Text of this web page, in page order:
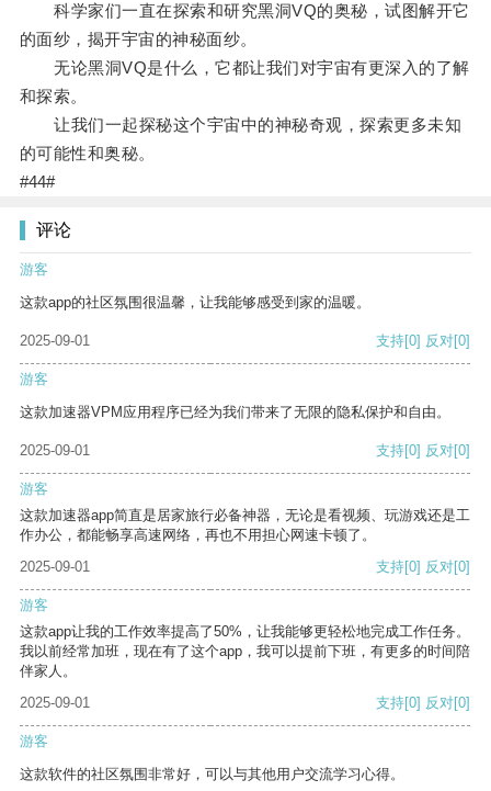
科学家们一直在探索和研究黑洞VQ的奥秘，试图解开它
的面纱，揭开宇宙的神秘面纱。
无论黑洞VQ是什么，它都让我们对宇宙有更深入的了解
和探索。
让我们一起探秘这个宇宙中的神秘奇观，探索更多未知
的可能性和奥秘。
#44#
评论
游客
这款app的社区氛围很温馨，让我能够感受到家的温暖。
2025-09-01 支持[0] 反对[0]
游客
这款加速器VPM应用程序已经为我们带来了无限的隐私保护和自由。
2025-09-01 支持[0] 反对[0]
游客
这款加速器app简直是居家旅行必备神器，无论是看视频、玩游戏还是工
作办公，都能畅享高速网络，再也不用担心网速卡顿了。
2025-09-01
支持[0] 反对[0]
游客
这款app让我的工作效率提高了50%，让我能够更轻松地完成工作任务。
我以前经常加班，现在有了这个app，我可以提前下班，有更多的时间陪
伴家人。
2025-09-01
支持[0] 反对[0]
游客
这款软件的社区氛围非常好，可以与其他用户交流学习心得。